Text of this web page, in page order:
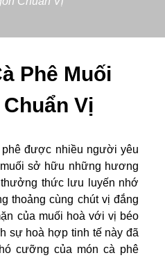
Phê Muối
Vị
được nhiều người yêu
sở hữu những hương
thức lưu luyến nhớ
thoảng cùng chút vị đắng
của muối hoà với vị béo
sự hoà hợp tinh tế này đã
cưỡng của món cà phê